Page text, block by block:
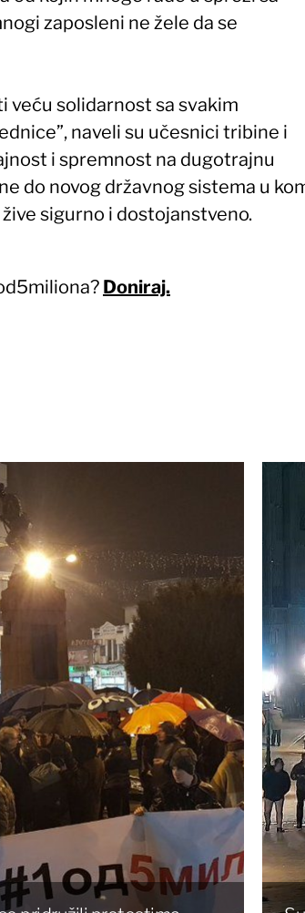
zaposleni ne žele da se
veću solidarnost sa svakim
naveli su učesnici tribine i
i spremnost na dugotrajnu
do novog državnog sistema u
sigurno i dostojanstveno.
Doniraj.